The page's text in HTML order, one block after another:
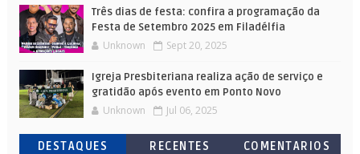
Três dias de festa: confira a programação da
Festa de Setembro 2025 em Filadélfia
Unknown Sept 20, 2025
Igreja Presbiteriana realiza ação de serviço e
gratidão após evento em Ponto Novo
Unknown Jul 06, 2025
DESTAQUES RECENTES COMENTARIOS